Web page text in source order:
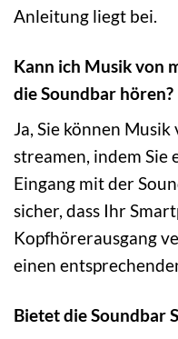
Anleitung liegt bei.
Kann ich Musik von
die Soundbar hören?
Ja, Sie können
streamen, indem Sie
Eingang mit der
sicher, dass Ihr
Kopfhörerausgang
einen
Bietet die Soundbar